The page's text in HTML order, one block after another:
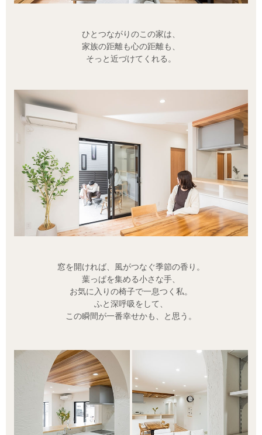
ひとつながりのこの家は、
家族の距離も心の距離も、
そっと近づけてくれる。
窓を開ければ、風がつなぐ季節の香り。
葉っぱを集める小さな手、
お気に入りの椅子で一息つく私。
ふと深呼吸をして、
この瞬間が一番幸せかも、と思う。